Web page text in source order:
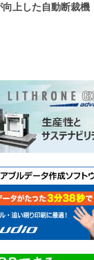
上した自動断裁機